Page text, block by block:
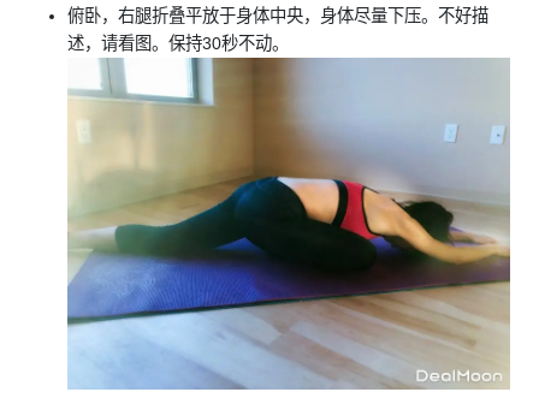
俯卧，右腿折叠平放于身体中央，身体尽量下压。不好描
述，请看图。保持30秒不动。